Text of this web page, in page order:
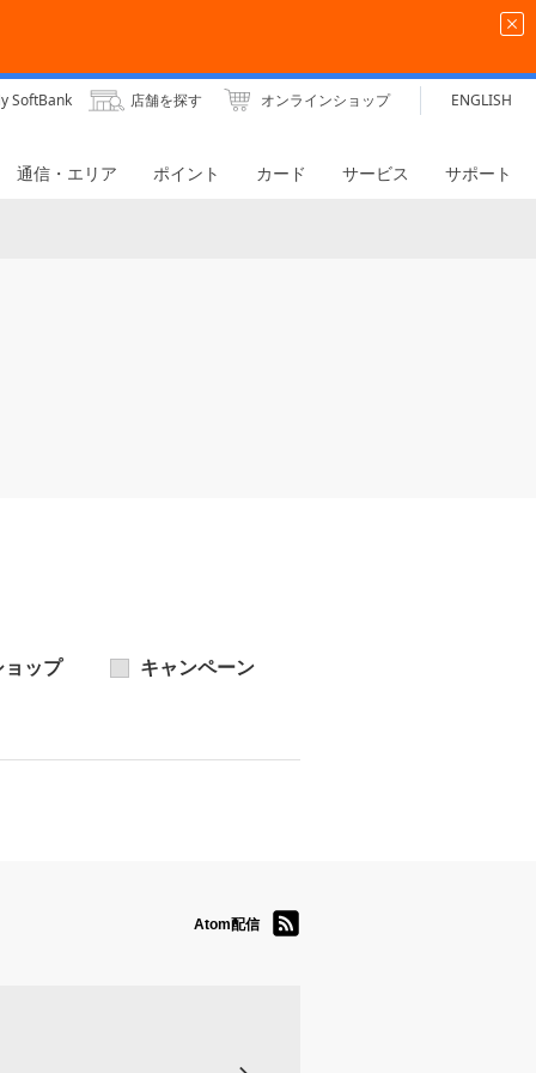
SoftBank 店舗を探す オンラインショップ ENGLISH
通信・エリア ポイント カード サービス サポート
ョップ キャンペーン
Atom配信